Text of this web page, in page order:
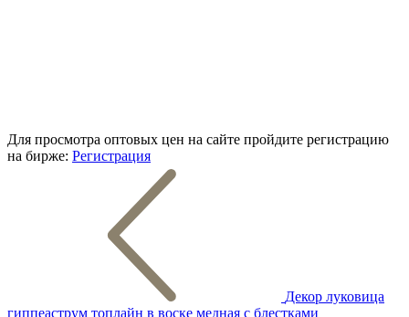
Для просмотра оптовых цен на сайте пройдите регистрацию
на бирже: Регистрация
Декор луковица
гиппеаструм топлайн в воске медная с блестками